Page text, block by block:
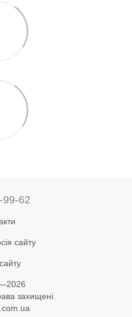
99-62
сайту
захищені.